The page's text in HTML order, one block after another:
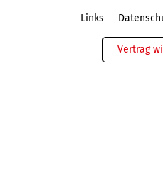
Links
Vertrag